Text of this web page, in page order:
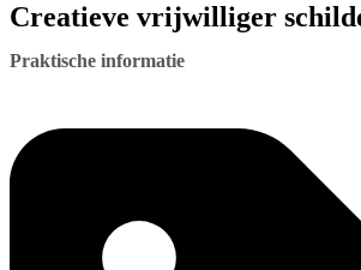
Creatieve vrijwilliger
Praktische informatie